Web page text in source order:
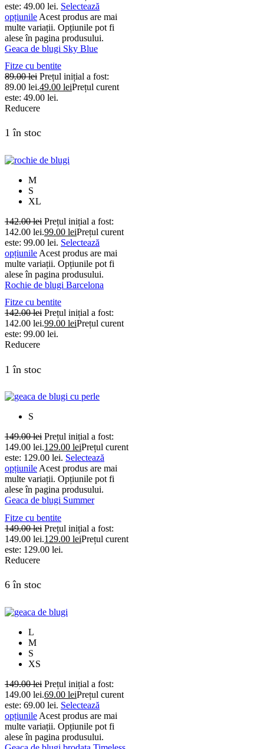
este: 49.00 lei. Selectează
opțiunile Acest produs are mai
multe variații. Opțiunile pot fi
alese în pagina produsului.
Geaca de blugi Sky Blue
Fitze cu bentite
89.00lei Prețul inițial a fost:
89.00 lei.49.00 leiPrețul curent
este: 49.00 lei.
Reducere
1 în stoc
M
S
XL
142.00lei Prețul inițial a fost:
142.00 lei.99.00 leiPrețul curent
este: 99.00 lei. Selectează
opțiunile Acest produs are mai
multe variații. Opțiunile pot fi
alese în pagina produsului.
Rochie de blugi Barcelona
Fitze cu bentite
142.00lei Prețul inițial a fost:
142.00 lei.99.00 leiPrețul curent
este: 99.00 lei.
Reducere
1 în stoc
S
149.00lei Prețul inițial a fost:
149.00 lei.129.00 leiPrețul curent
este: 129.00 lei. Selectează
opțiunile Acest produs are mai
multe variații. Opțiunile pot fi
alese în pagina produsului.
Geaca de blugi Summer
Fitze cu bentite
149.00lei Prețul inițial a fost:
149.00 lei.129.00 leiPrețul curent
este: 129.00 lei.
Reducere
6 în stoc
L
M
S
XS
149.00lei Prețul inițial a fost:
149.00 lei.69.00 leiPrețul curent
este: 69.00 lei. Selectează
opțiunile Acest produs are mai
multe variații. Opțiunile pot fi
alese în pagina produsului.